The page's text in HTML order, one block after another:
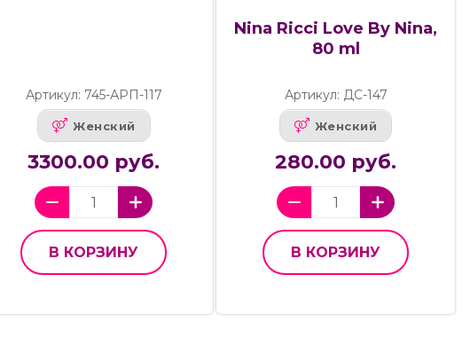
Артикул: 745-АРП-117
Женский
3300.00 руб.
В КОРЗИНУ
Nina Ricci Love By Nina,
80 ml
Артикул: ДС-147
Женский
280.00 руб.
В КОРЗИНУ